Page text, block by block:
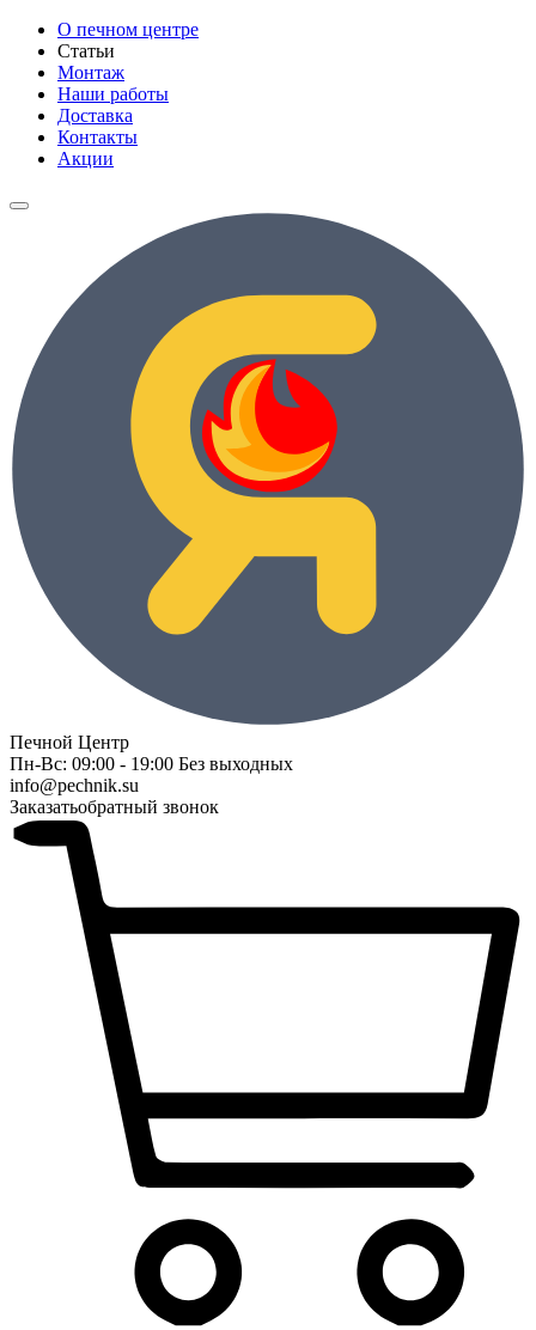
О печном центре
Статьи
Монтаж
Наши работы
Доставка
Контакты
Акции
Печной Центр
Пн-Вс: 09:00 - 19:00 Без выходных
info@pechnik.su
Заказатьобратный звонок